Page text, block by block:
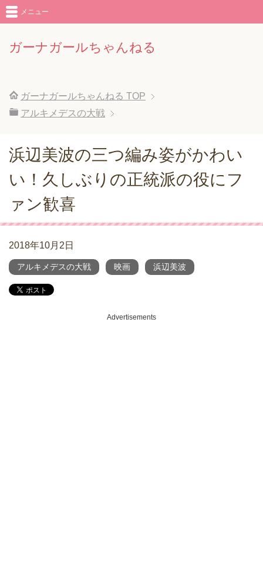
ガーナガールちゃんねる
メニュー
ガーナガールちゃんねる TOP
アルキメデスの大戦
浜辺美波の三つ編み姿がかわい
い！久しぶりの正統派の役にフ
ァン歓喜
2018年10月2日
アルキメデスの大戦 映画 浜辺美波
Advertisements